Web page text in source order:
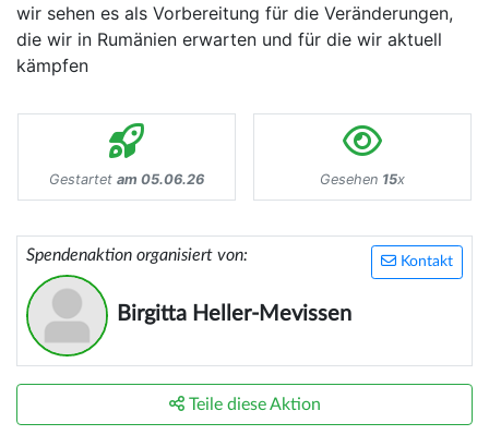
wir sehen es als Vorbereitung für die Veränderungen,
die wir in Rumänien erwarten und für die wir aktuell
kämpfen
Gestartet am 05.06.26 Gesehen 15x
Kontakt
Spendenaktion organisiert von:
Birgitta Heller-Mevissen
Teile diese Aktion